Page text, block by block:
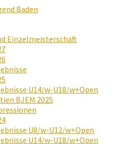
Baden
Einzelmeisterschaft
U14/w-U18/w+Open
BJEM 2025
U8/w-U12/w+Open
U14/w-U18/w+Open